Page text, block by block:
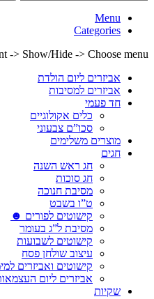
Menu
Categories
-> Show/Hide -> Choose menu
אביזרים ליום הולדת
אביזרים למסיבות
חד פעמי
כלים אקולוגיים
סכו”ם צבעוני
מוצרים משלימים
חגים
חג ראש השנה
חג סוכות
מסיבת חנוכה
ט”ו בשבט
קישוטים לפורים ☻
מסיבת ל”ג בעומר
קישוטים לשבועות
עיצוב שולחן פסח
קישוטים ואביזרים
אביזרים ליום
שקיות